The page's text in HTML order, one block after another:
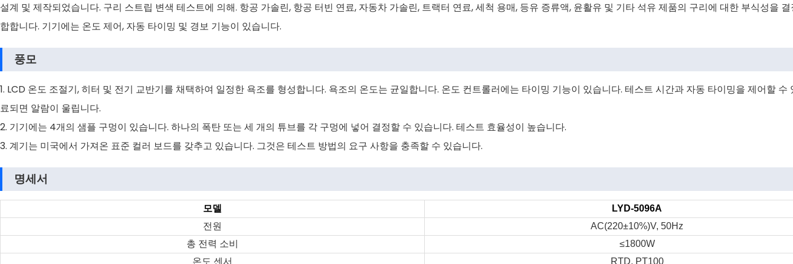
설계 및 제작되었습니다. 구리 스트립 변색 테스트에 의해. 항공 가솔린, 항공 터빈 연료, 자동차 가솔린, 트랙터 연료, 세척 용매, 등유 증류액, 윤활유 및 기타 석유 제품의 구리에 대한 부식성을
합합니다. 기기에는 온도 제어, 자동 타이밍 및 경보 기능이 있습니다.
풍모
1. LCD 온도 조절기, 히터 및 전기 교반기를 채택하여 일정한 욕조를 형성합니다. 욕조의 온도는 균일합니다. 온도 컨트롤러에는 타이밍 기능이 있습니다. 테스트 시간과 자동 타이밍을 제어할 수
료되면 알람이 울립니다.
2. 기기에는 4개의 샘플 구멍이 있습니다. 하나의 폭탄 또는 세 개의 튜브를 각 구멍에 넣어 결정할 수 있습니다. 테스트 효율성이 높습니다.
3. 계기는 미국에서 가져온 표준 컬러 보드를 갖추고 있습니다. 그것은 테스트 방법의 요구 사항을 충족할 수 있습니다.
명세서
모델
LYD-5096A
전원
AC(220±10%)V, 50Hz
총 전력 소비
≤1800W
온도 센서 RTD, PT100